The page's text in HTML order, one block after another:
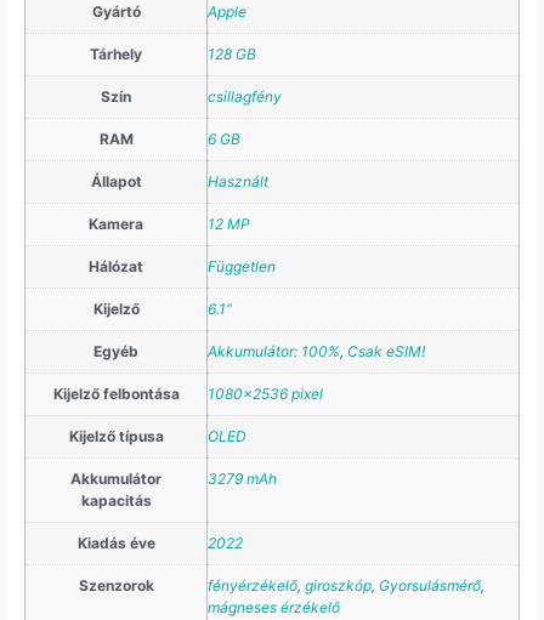
Gyártó Apple
Tárhely 128 GB
Szín csillagfény
RAM 6 GB
Állapot Használt
Kamera 12 MP
Hálózat Független
Kijelző 6.1"
Egyéb Akkumulátor: 100%, Csak eSIM!
Kijelző felbontása 1080×2536 pixel
Kijelző típusa OLED
Akkumulátor
kapacitás
3279 mAh
Kiadás éve 2022
Szenzorok fényérzékelő, giroszkóp, Gyorsulásmérő,
mágneses érzékelő